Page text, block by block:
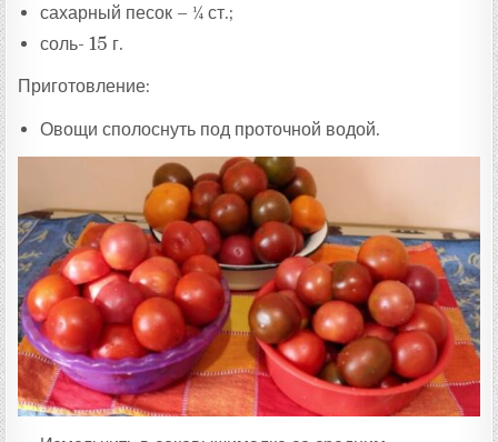
сахарный песок – ¼ ст.;
соль- 15 г.
Приготовление:
Овощи сполоснуть под проточной водой.